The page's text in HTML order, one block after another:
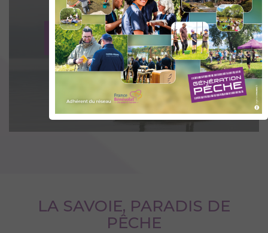
TROUVER VOTRE SPOT DE PÊCHE
Vous trouverez en Savoie les spots
idéaux pour transformer vos parties de
pêche en véritables moments magiques.
LA SAVOIE, PARADIS DE
PÊCHE